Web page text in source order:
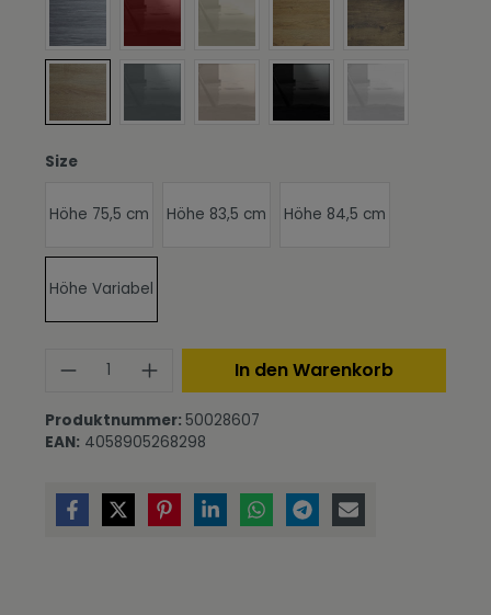
Creme Hochglanz
Eiche NaturEiche Ribbeck
Sizeauswählen
Höhe 75,5 cm Höhe 83,5 cm Höhe 84,5 cm
Höhe Variabel
Produkt Anzahl: Gib den
In den Warenkorb
Produktnummer: 50028607
EAN: 4058905268298